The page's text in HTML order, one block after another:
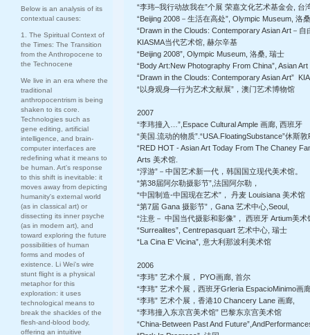
Below is an analysis of its
contextual causes:
1. The Spiritual Context of
the Times: The Transition
from the Anthropocene to
the Technocene
We live in an era where the
traditional
anthropocentrism is being
shaken to its core.
Technologies such as
gene editing, artificial
intelligence, and brain-
computer interfaces are
redefining what it means to
be human. Art's response
to this shift is inevitable: it
moves away from depicting
humanity's external world
(as in classical art) or
dissecting its inner psyche
(as in modern art), and
toward exploring the future
possibilities of human
forms and modes of
existence. Li Wei's wire
stunt flight is a physical
metaphor for this
exploration: it uses
technological means to
break the shackles of the
flesh-and-blood body,
offering an intuitive
“李玮–我行动故我在”个展 荣嘉文化艺术基金会, 台
“Beijing 2008－生活在高处”, Olympic Museum, 洛
“Drawn in the Clouds: Contemporary Asian Art－
KIASMA当代艺术馆, 赫尔辛基
“Beijing 2008”, Olympic Museum, 洛桑, 瑞士
“Body Art:New Photography From China”, Asian
“Drawn in the Clouds: Contemporary Asian Art”
“以身观身—行为艺术文献展”，澳门艺术博物馆
2007
“李玮撞入…”,Espace Cultural Ample 画廊, 西班牙
“美国.流动的物质”.“USA.FloatingSubstance”休斯
“RED HOT - Asian Art Today From The Chaney
Arts 美术馆.
“浮游”－中国艺术新一代，韩国国立现代美术馆。
“第38届阿尔勒摄影节”,法国阿尔勒，
“中国制造-中国现在艺术”， 丹麦 Louisiana 美术馆
“第7届 Gana 摄影节”，Gana 艺术中心,Seoul,
“注意－ 中国当代摄影和影像”， 西班牙 Artium美术
“Surrealites”, Centrepasquart 艺术中心, 瑞士
“La Cina E' Vicina”, 意大利那波利美术馆
2006
“李玮” 艺术个展， PYO画廊, 首尔
“李玮” 艺术个展，西班牙Grleria EspacioMinimo画
“李玮” 艺术个展，香港10 Chancery Lane 画廊,
“李玮撞入东京宫美术馆” 巴黎东京宫美术馆
“China-Between Past And